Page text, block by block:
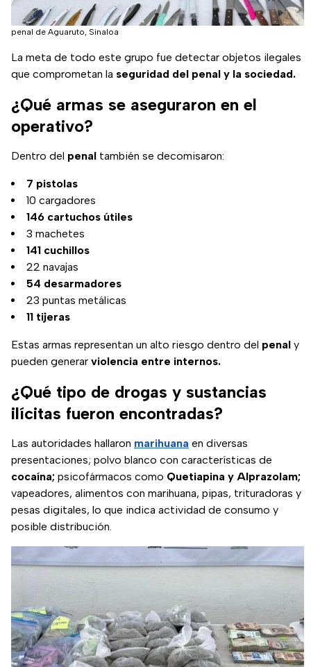
penal de Aguaruto, Sinaloa
La meta de todo este grupo fue detectar objetos ilegales
que comprometan la seguridad del penal y la sociedad.
¿Qué armas se aseguraron en el
operativo?
Dentro del penal también se decomisaron:
7 pistolas
10 cargadores
146 cartuchos útiles
3 machetes
141 cuchillos
22 navajas
54 desarmadores
23 puntas metálicas
11 tijeras
Estas armas representan un alto riesgo dentro del penal y
pueden generar violencia entre internos.
¿Qué tipo de drogas y sustancias
ilícitas fueron encontradas?
Las autoridades hallaron marihuana en diversas
presentaciones; polvo blanco con características de
cocaína; psicofármacos como Quetiapina y Alprazolam;
vapeadores, alimentos con marihuana, pipas, trituradoras y
pesas digitales, lo que indica actividad de consumo y
posible distribución.